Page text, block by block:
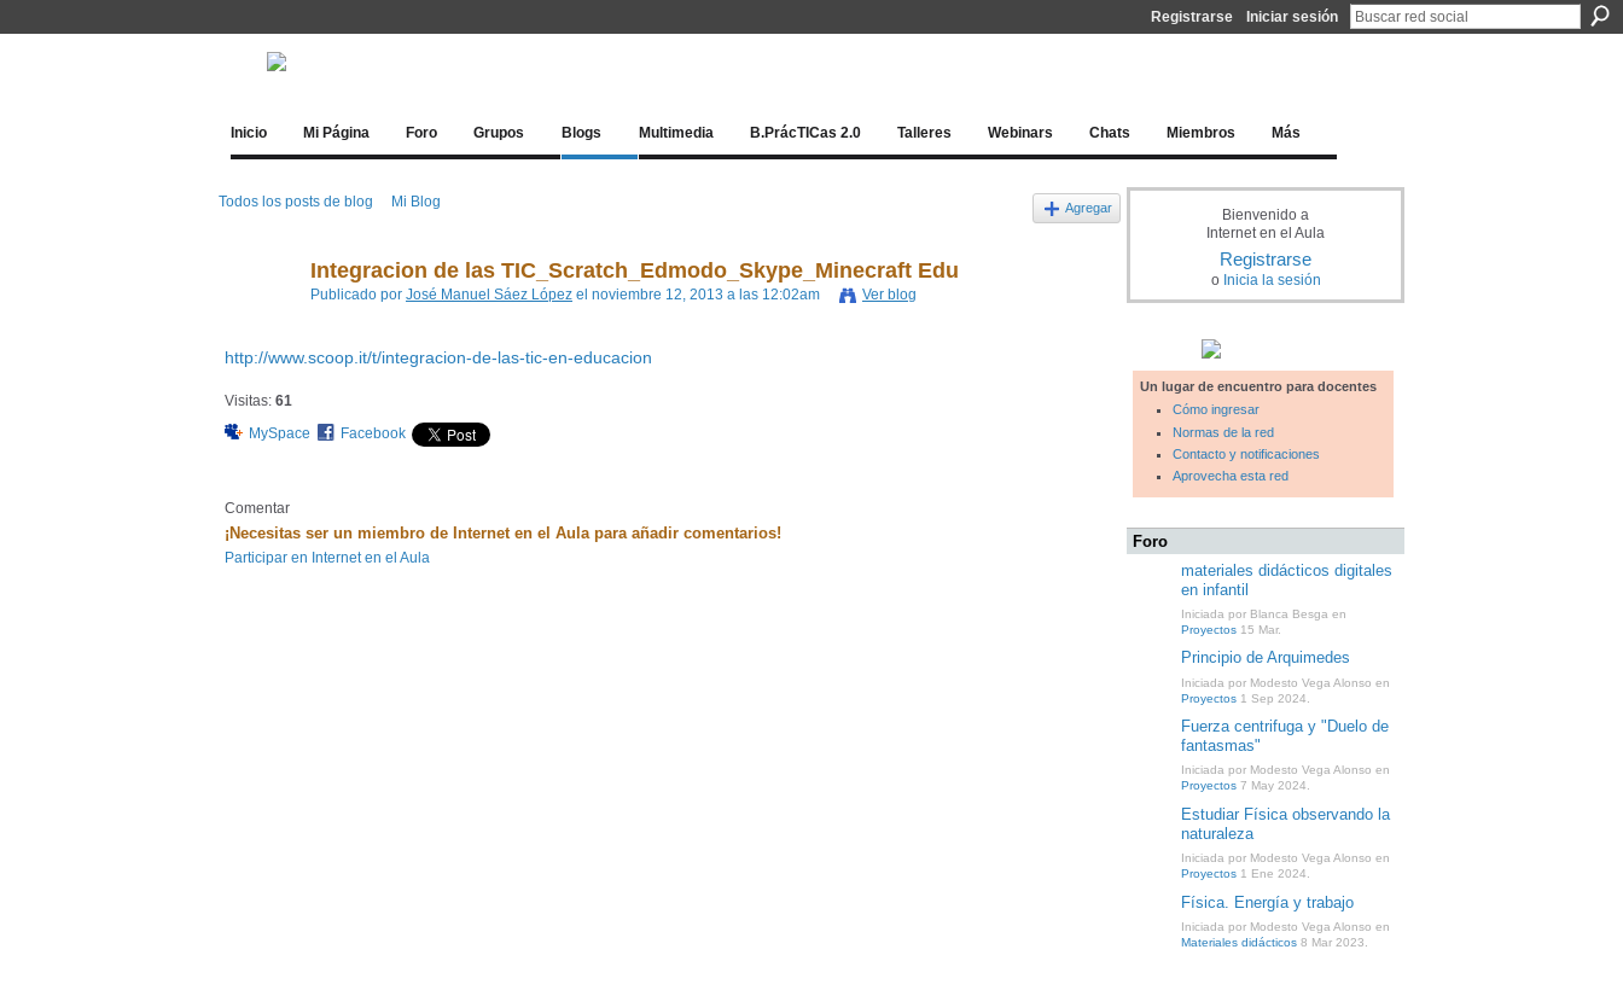
Registrarse Iniciar sesión
Inicio Mi Página Foro Grupos Blogs Multimedia B.PrácTICas 2.0 Talleres Webinars Chats Miembros Más
Todos los posts de blog Mi Blog Agregar
Integracion de las TIC_Scratch_Edmodo_Skype_Minecraft Edu
Publicado por José Manuel Sáez López el noviembre 12, 2013 a las 12:02am Ver blog
http://www.scoop.it/t/integracion-de-las-tic-en-educacion
Visitas: 61
MySpace
Facebook
Comentar
¡Necesitas ser un miembro de Internet en el Aula para añadir comentarios!
Participar en Internet en el Aula
Bienvenido a
Internet en el Aula
Registrarse
o Inicia la sesión
Un lugar de encuentro para docentes
Cómo ingresar
Normas de la red
Contacto y notificaciones
Aprovecha esta red
Foro
materiales didácticos digitales
en infantil
Iniciada por Blanca Besga en
Proyectos 15 Mar.
Principio de Arquimedes
Iniciada por Modesto Vega Alonso en
Proyectos 1 Sep 2024.
Fuerza centrifuga y "Duelo de
fantasmas"
Iniciada por Modesto Vega Alonso en
Proyectos 7 May 2024.
Estudiar Física observando la
naturaleza
Iniciada por Modesto Vega Alonso en
Proyectos 1 Ene 2024.
Física. Energía y trabajo
Iniciada por Modesto Vega Alonso en
Materiales didácticos 8 Mar 2023.